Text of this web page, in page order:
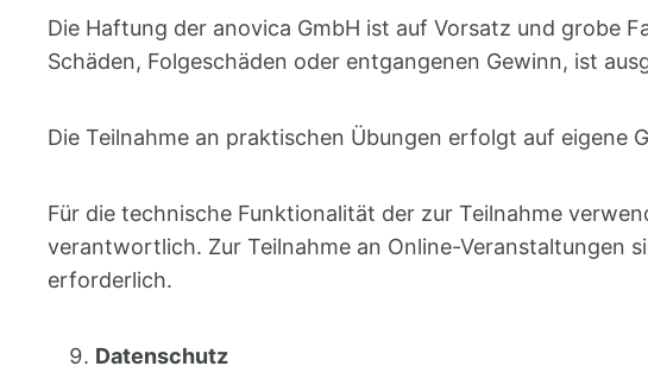
Die Haftung der anovica GmbH ist auf Vorsatz und grobe
Schäden, Folgeschäden oder entgangenen Gewinn, ist
Die Teilnahme an praktischen Übungen erfolgt auf eigene
Für die technische Funktionalität der zur Teilnahme
verantwortlich. Zur Teilnahme an Online-Veranstaltungen
erforderlich.
Datenschutz